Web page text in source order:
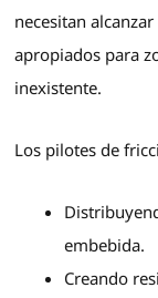
necesitan
apropiados para
inexistente.
Los pilotes de
embebida.
Creando